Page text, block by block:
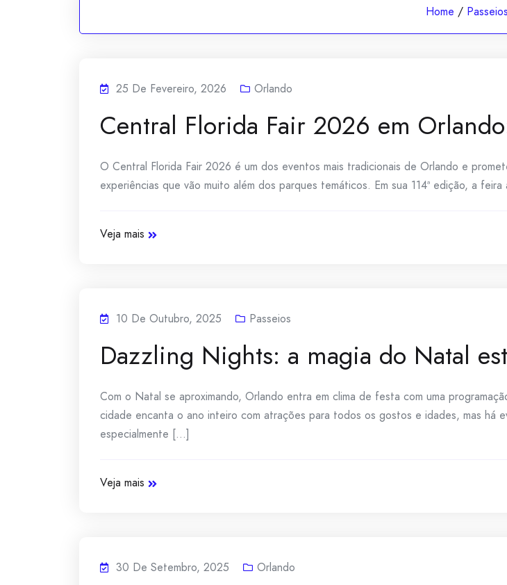
Home / Passeios
25 De Fevereiro, 2026 Orlando
Central Florida Fair 2026 em
O Central Florida Fair 2026 é um dos eventos mais tradicionais de Orlando e
experiências que vão muito além dos parques temáticos. Em sua 114ª edição, a
Veja mais
10 De Outubro, 2025 Passeios
Dazzling Nights: a magia do Natal
Com o Natal se aproximando, Orlando entra em clima de festa com uma
cidade encanta o ano inteiro com atrações para todos os gostos e idades, mas há
especialmente [...]
Veja mais
30 De Setembro, 2025 Orlando